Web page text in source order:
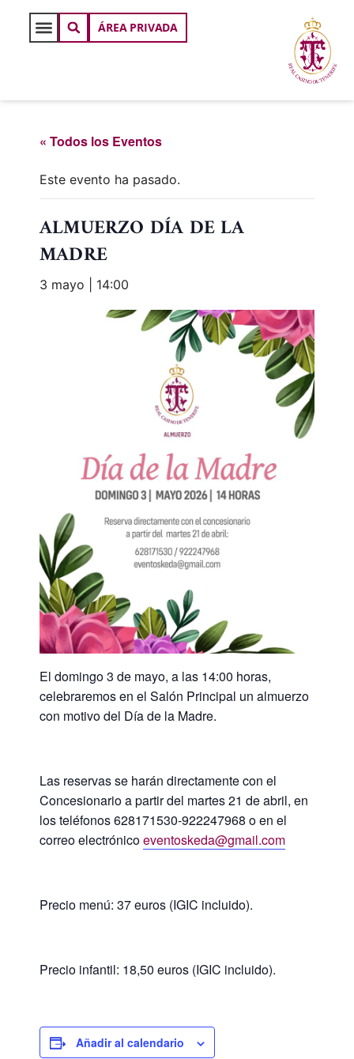
ÁREA PRIVADA
« Todos los Eventos
Este evento ha pasado.
ALMUERZO DÍA DE LA
MADRE
3 mayo | 14:00
El domingo 3 de mayo, a las 14:00 horas,
celebraremos en el Salón Principal un almuerzo
con motivo del Día de la Madre.
Las reservas se harán directamente con el
Concesionario a partir del martes 21 de abril, en
los teléfonos 628171530-922247968 o en el
correo electrónicoeventoskeda@gmail.com
Precio menú: 37 euros (IGIC incluido).
Precio infantil: 18,50 euros (IGIC incluido).
Añadir al calendario